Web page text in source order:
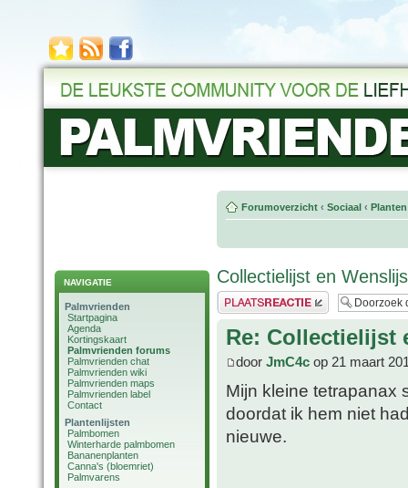
NAVIGATIE
Palmvrienden
Startpagina
Agenda
Kortingskaart
Palmvrienden forums
Palmvrienden chat
Palmvrienden wiki
Palmvrienden maps
Palmvrienden label
Contact
Plantenlijsten
Palmbomen
Winterharde palmbomen
Bananenplanten
Canna's (bloemriet)
Palmvarens
Forumoverzicht ‹ Sociaal ‹
Collectielijst en
Plaats een reactie
Re: Collectielijst
door JmC4c op 21 maart
Mijn kleine tetrapanax
doordat ik hem niet
nieuwe.